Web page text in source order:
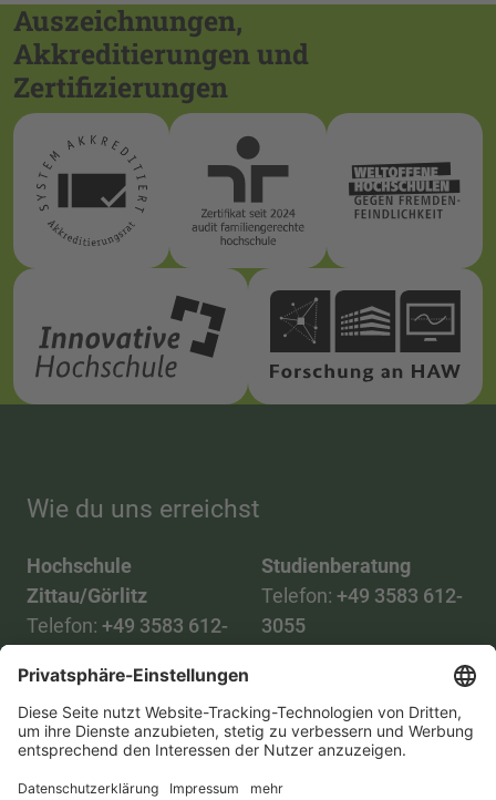
Auszeichnungen,
Akkreditierungen und
Zertifizierungen
Wie du uns erreichst
Hochschule
Zittau/Görlitz
Telefon: +49 3583 612-
Mail:info(at)hszg.de
Studienberatung
Telefon: +49 3583 612-
3055
Mail:
stud.info(at)hszg.de